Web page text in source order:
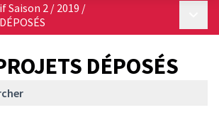
2 / 2019 /
DÉPOSÉS